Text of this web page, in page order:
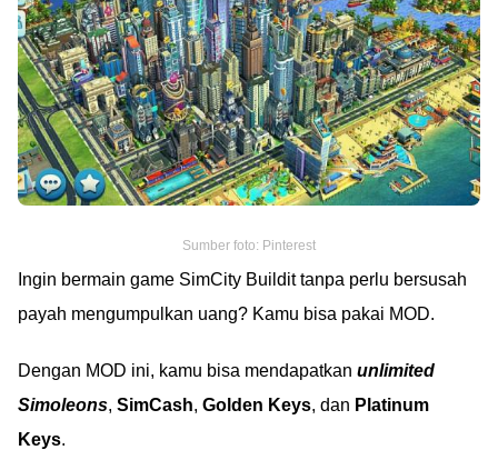
Sumber foto: Pinterest
Ingin bermain game SimCity Buildit tanpa perlu bersusah
payah mengumpulkan uang? Kamu bisa pakai MOD.
Dengan MOD ini, kamu bisa mendapatkan unlimited
Simoleons, SimCash, Golden Keys, dan Platinum
Keys.